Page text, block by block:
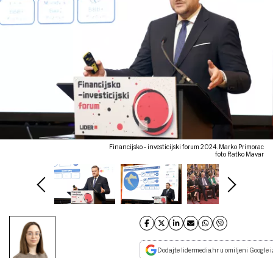
Financijsko - investicijski forum 2024. Marko Primorac
foto Ratko Mavar
Dodajte lidermedia.hr u omiljeni Google